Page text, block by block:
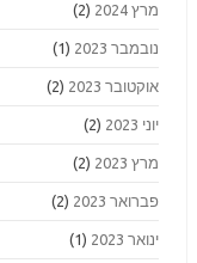
מרץ 2024 (2)
נובמבר 2023 (1)
אוקטובר 2023 (2)
יוני 2023 (2)
מרץ 2023 (2)
פברואר 2023 (2)
ינואר 2023 (1)